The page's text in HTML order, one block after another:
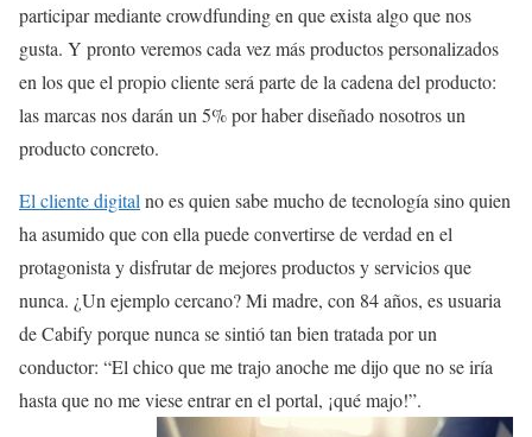
participar mediante crowdfunding en que exista algo que nos
gusta. Y pronto veremos cada vez más productos personalizados
en los que el propio cliente será parte de la cadena del producto:
las marcas nos darán un 5% por haber diseñado nosotros un
producto concreto.
El cliente digital no es quien sabe mucho de tecnología sino quien
ha asumido que con ella puede convertirse de verdad en el
protagonista y disfrutar de mejores productos y servicios que
nunca. ¿Un ejemplo cercano? Mi madre, con 84 años, es usuaria
de Cabify porque nunca se sintió tan bien tratada por un
conductor: “El chico que me trajo anoche me dijo que no se iría
hasta que no me viese entrar en el portal, ¡qué majo!”.